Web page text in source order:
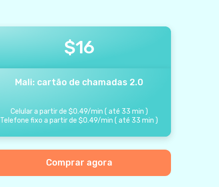
$16
Mali: cartão de chamadas 2.0
Celular a partir de $0.49/min ( até 33 min )
Telefone fixo a partir de $0.49/min (até 33 min )
Comprar agora